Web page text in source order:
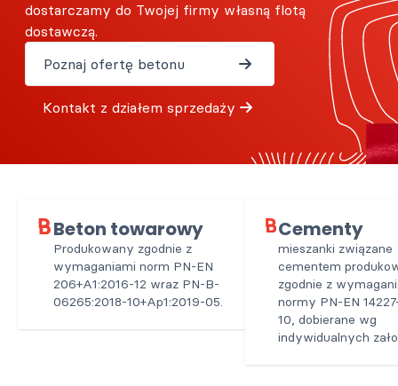
dostarczamy do Twojej firmy własną flotą
dostawczą.
Poznaj ofertę betonu
Kontakt z działem sprzedaży
Beton towarowy
Produkowany zgodnie z
wymaganiami norm PN-EN
206+A1:2016-12 wraz PN-B-
06265:2018-10+Ap1:2019-05.
Cementy
mieszanki związane
cementem
zgodnie z
normy PN-EN
10, dobierane wg
indywidualnych